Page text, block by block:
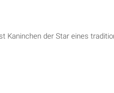
Kaninchen der Star eines